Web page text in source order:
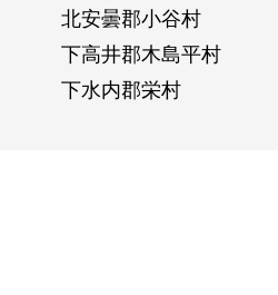
北安曇郡小谷村
下高井郡木島平村
下水内郡栄村